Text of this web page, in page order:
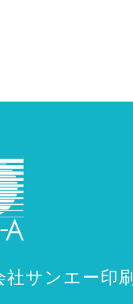
社サンエー印刷